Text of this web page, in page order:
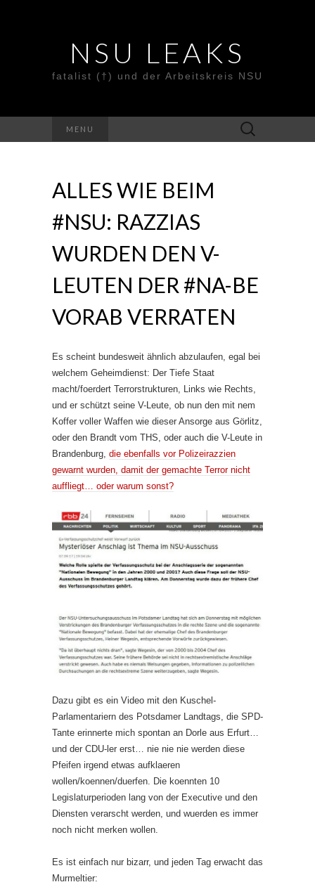
NSU LEAKS
fatalist (†) und der Arbeitskreis NSU
MENU
Suche
nach:
ALLES WIE BEIM
#NSU: RAZZIAS
WURDEN DEN V-
LEUTEN DER #NA-BE
VORAB VERRATEN
Es scheint bundesweit ähnlich abzulaufen, egal bei
welchem Geheimdienst: Der Tiefe Staat
macht/foerdert Terrorstrukturen, Links wie Rechts,
und er schützt seine V-Leute, ob nun den mit nem
Koffer voller Waffen wie dieser Ansorge aus Görlitz,
oder den Brandt vom THS, oder auch die V-Leute in
Brandenburg, die ebenfalls vor Polizeirazzien
gewarnt wurden, damit der gemachte Terror nicht
auffliegt… oder warum sonst?
Dazu gibt es ein Video mit den Kuschel-
Parlamentariern des Potsdamer Landtags, die SPD-
Tante erinnerte mich spontan an Dorle aus Erfurt…
und der CDU-ler erst… nie nie nie werden diese
Pfeifen irgend etwas aufklaeren
wollen/koennen/duerfen. Die koennten 10
Legislaturperioden lang von der Executive und den
Diensten verarscht werden, und wuerden es immer
noch nicht merken wollen.
Es ist einfach nur bizarr, und jeden Tag erwacht das
Murmeltier: